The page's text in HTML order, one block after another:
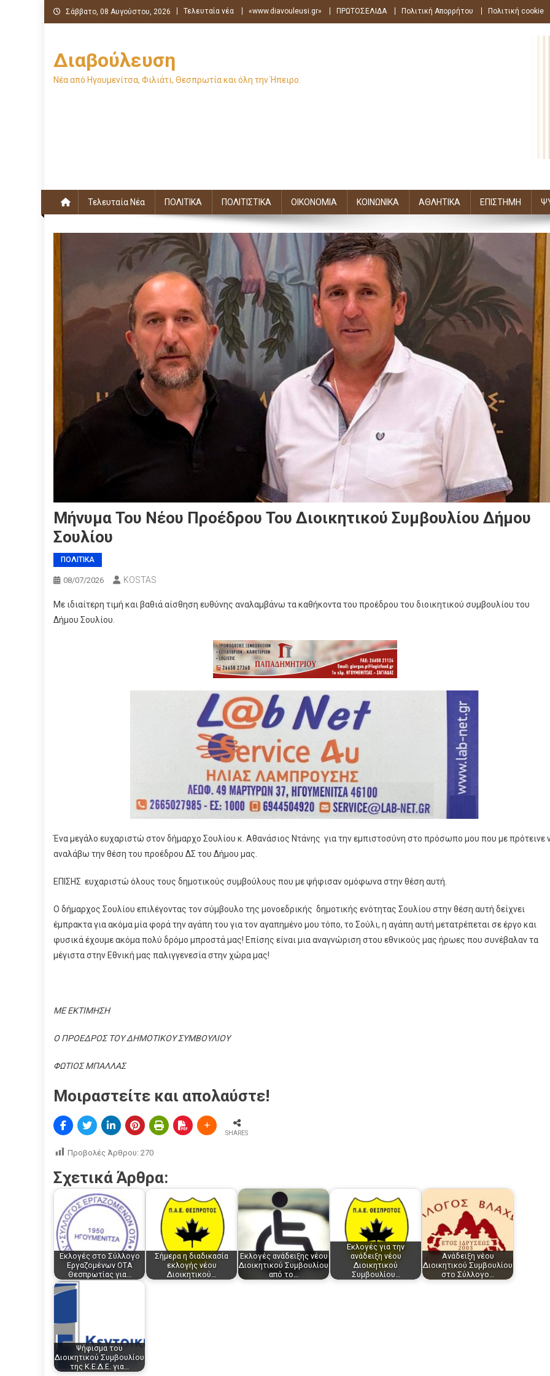
Μεταπηδήστε
στο
Σάββατο, 08 Αυγούστου, 2026 Τελευταία νέα «www.diavouleusi.gr» ΠΡΩΤΟΣΕΛΙΔΑ Πολιτική Απορρήτου Πολιτική cookie
Διαβούλευση
Νέα από Ηγουμενίτσα, Φιλιάτι, Θεσπρωτία και όλη την Ήπειρο.
Τελευταία Νέα ΠΟΛΙΤΙΚΑ ΠΟΛΙΤΙΣΤΙΚΑ ΟΙΚΟΝΟΜΙΑ ΚΟΙΝΩΝΙΚΑ ΑΘΛΗΤΙΚΑ ΕΠΙΣΤΗΜΗ
Μήνυμα Του Νέου Προέδρου Του Διοικητικού Συμβουλίου Δήμου
Σουλίου
ΠΟΛΙΤΙΚΑ
08/07/2026 KOSTAS
Με ιδιαίτερη τιμή και βαθιά αίσθηση ευθύνης αναλαμβάνω τα καθήκοντα του προέδρου του διοικητικού συμβουλίου του
Δήμου Σουλίου.
Ένα μεγάλο ευχαριστώ στον δήμαρχο Σουλίου κ. Αθανάσιος Ντάνης για την εμπιστοσύνη στο πρόσωπο μου που με πρότεινε
αναλάβω την θέση του προέδρου ΔΣ του Δήμου μας.
ΕΠΙΣΗΣ ευχαριστώ όλους τους δημοτικούς συμβούλους που με ψήφισαν ομόφωνα στην θέση αυτή.
Ο δήμαρχος Σουλίου επιλέγοντας τον σύμβουλο της μονοεδρικής δημοτικής ενότητας Σουλίου στην θέση αυτή δείχνει
έμπρακτα για ακόμα μία φορά την αγάπη του για τον αγαπημένο μου τόπο, το Σούλι, η αγάπη αυτή μετατρέπεται σε έργο και
φυσικά έχουμε ακόμα πολύ δρόμο μπροστά μας! Επίσης είναι μια αναγνώριση στου εθνικούς μας ήρωες που συνέβαλαν τα
μέγιστα στην Εθνική μας παλιγγενεσία στην χώρα μας!
ΜΕ ΕΚΤΙΜΗΣΗ
Ο ΠΡΟΕΔΡΟΣ ΤΟΥ ΔΗΜΟΤΙΚΟΥ ΣΥΜΒΟΥΛΙΟΥ
ΦΩΤΙΟΣ ΜΠΑΛΛΑΣ
Μοιραστείτε και απολαύστε!
SHARES
Προβολές Άρθρου: 270
Σχετικά Άρθρα:
Εκλογές στο Σύλλογο
Εργαζομένων ΟΤΑ
Θεσπρωτίας για…
Σήμερα η διαδικασία
εκλογής νέου
Διοικητικού…
Εκλογές ανάδειξης νέου
Διοικητικού Συμβουλίου
από το…
Εκλογές για την
ανάδειξη νέου
Διοικητικού
Συμβουλίου…
Ανάδειξη νέου
Διοικητικού Συμβουλίου
στο Σύλλογο…
Ψήφισμα του
Διοικητικού Συμβουλίου
της Κ.Ε.Δ.Ε. για…